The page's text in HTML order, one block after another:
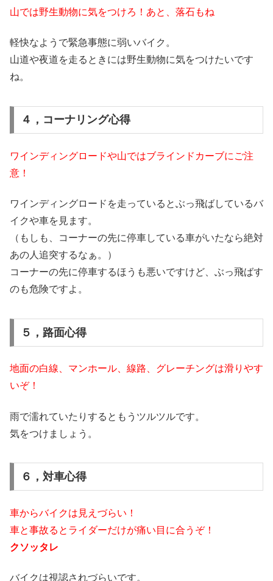
山では野生動物に気をつけろ！あと、落石もね
軽快なようで緊急事態に弱いバイク。
山道や夜道を走るときには野生動物に気をつけたいです
ね。
４，コーナリング心得
ワインディングロードや山ではブラインドカーブにご注
意！
ワインディングロードを走っているとぶっ飛ばしているバ
イクや車を見ます。
（もしも、コーナーの先に停車している車がいたなら絶対
あの人追突するなぁ。）
コーナーの先に停車するほうも悪いですけど、ぶっ飛ばす
のも危険ですよ。
５，路面心得
地面の白線、マンホール、線路、グレーチングは滑りやす
いぞ！
雨で濡れていたりするともうツルツルです。
気をつけましょう。
６，対車心得
車からバイクは見えづらい！
車と事故るとライダーだけが痛い目に合うぞ！
クソッタレ
バイクは視認されづらいです。